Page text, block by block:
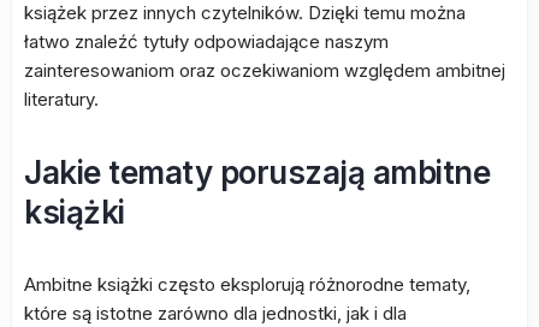
książek przez innych czytelników. Dzięki temu można
łatwo znaleźć tytuły odpowiadające naszym
zainteresowaniom oraz oczekiwaniom względem ambitnej
literatury.
Jakie tematy poruszają ambitne
książki
Ambitne książki często eksplorują różnorodne tematy,
które są istotne zarówno dla jednostki, jak i dla